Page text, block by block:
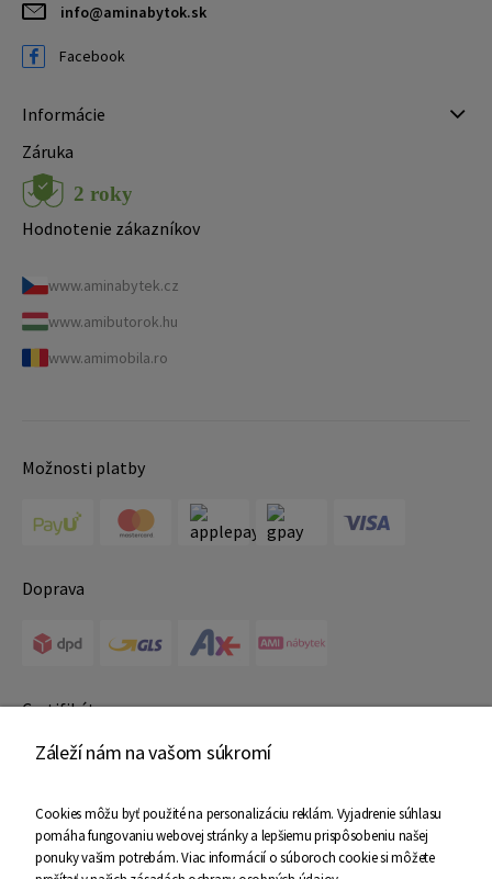
info@aminabytok.sk
Facebook
Informácie
Záruka
Hodnotenie zákazníkov
www.aminabytek.cz
www.amibutorok.hu
www.amimobila.ro
Možnosti platby
Doprava
Certifikáty
Záleží nám na vašom súkromí
Cookies môžu byť použité na personalizáciu reklám. Vyjadrenie súhlasu
pomáha fungovaniu webovej stránky a lepšiemu prispôsobeniu našej
ponuky vašim potrebám. Viac informácií o súboroch cookie si môžete